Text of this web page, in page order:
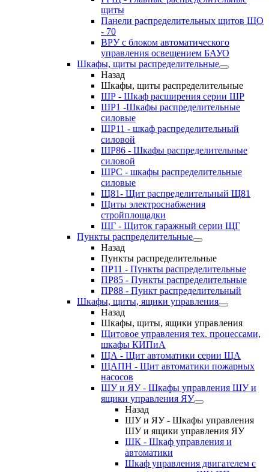
щиты
Панели распределительных щитов ЩО
- 70
ВРУ с блоком автоматического
управления освещением БАУО
Шкафы, щиты распределительные
Назад
Шкафы, щиты распределительные
ШР - Шкаф расширения серии ШР
ШР1 -Шкафы распределительные
силовые
ШР11 - шкаф распределительный
силовой
ШР86 - Шкафы распределительные
силовой
ШРС - шкафы распределительные
силовые
Щ81- Щит распределительный Щ81
Щиты электроснабжения
стройплощадки
ЩГ - Щиток гаражный серии ЩГ
Пункты распределительные
Назад
Пункты распределительные
ПР11 - Пункты распределительные
ПР85 - Пункты распределительные
ПР88 - Пункт распределительный
Шкафы, щиты, ящики управления
Назад
Шкафы, щиты, ящики управления
Щитовое управления тех. процессами,
шкафы КИПиА
ЩА - Щит автоматики серии ЩА
ЩАПН - Щит автоматики пожарных
насосов
ШУ и ЯУ - Шкафы управления ШУ и
ящики управления ЯУ
Назад
ШУ и ЯУ - Шкафы управления
ШУ и ящики управления ЯУ
ШК - Шкаф управления и
автоматики
Шкаф управления двигателем с